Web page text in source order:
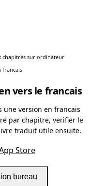
chapitres sur ordinateur
francais
vers le francais
une version en francais
par chapitre, verifier le
traduit utile ensuite.
Store
bureau